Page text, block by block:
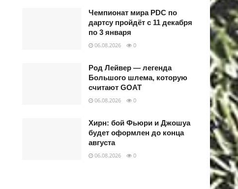
Чемпионат мира PDC по
дартсу пройдёт с 11 декабря
по 3 января
06.08.2026 0
Род Лейвер — легенда
Большого шлема, которую
считают GOAT
06.08.2026 0
Хирн: бой Фьюри и Джошуа
будет оформлен до конца
августа
06.08.2026 0